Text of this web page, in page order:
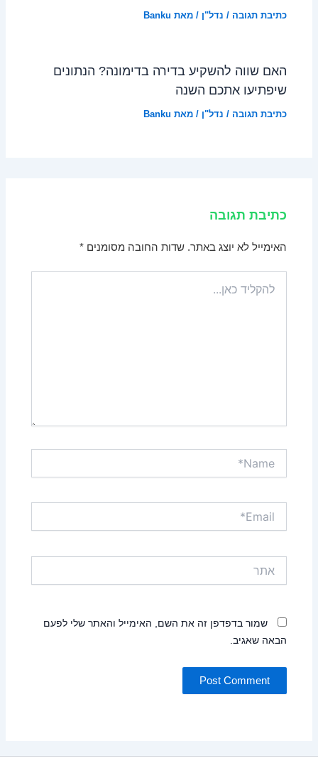
כתיבת תגובה / נדל"ן / מאת Banku
האם שווה להשקיע בדירה בדימונה? הנתונים
שיפתיעו אתכם השנה
כתיבת תגובה / נדל"ן / מאת Banku
כתיבת תגובה
האימייל לא יוצג באתר. שדות החובה מסומנים*
כאן...
שמור בדפדפן זה את השם, האימייל והאתר שלי לפעם
הבאה שאגיב.